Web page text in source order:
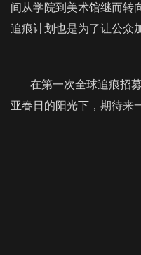
间从学院到美术馆继而转
追痕计划也是为了让公众
在第一次全球追痕招募
亚春日的阳光下，期待来